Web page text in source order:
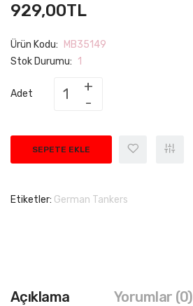
929,00TL
Ürün Kodu:
MB35149
Stok Durumu: 1
Adet
SEPETE EKLE
Etiketler: German Tankers
Açıklama Yorumlar (0)